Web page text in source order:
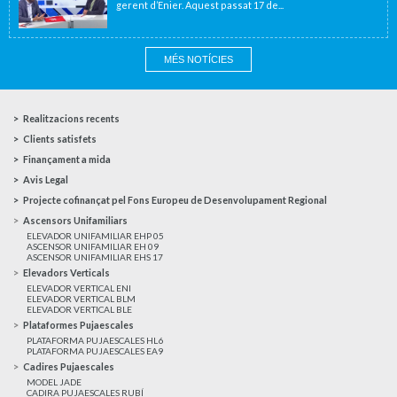
gerent d’Enier. Aquest passat 17 de...
MÉS NOTÍCIES
Realitzacions recents
Clients satisfets
Finançament a mida
Avis Legal
Projecte cofinançat pel Fons Europeu de Desenvolupament Regional
Ascensors Unifamiliars
ELEVADOR UNIFAMILIAR EHP 05
ASCENSOR UNIFAMILIAR EH 09
ASCENSOR UNIFAMILIAR EHS 17
Elevadors Verticals
ELEVADOR VERTICAL ENI
ELEVADOR VERTICAL BLM
ELEVADOR VERTICAL BLE
Plataformes Pujaescales
PLATAFORMA PUJAESCALES HL6
PLATAFORMA PUJAESCALES EA9
Cadires Pujaescales
MODEL JADE
CADIRA PUJAESCALES RUBÍ